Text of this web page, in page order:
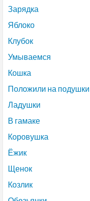
Зарядка
Яблоко
Клубок
Умываемся
Кошка
Положили на подушки
Ладушки
В гамаке
Коровушка
Ёжик
Щенок
Козлик